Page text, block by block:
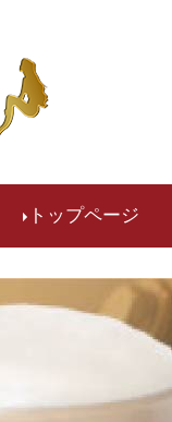
トップページ